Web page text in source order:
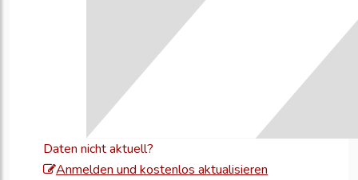
Daten nicht aktuell?
Anmelden und kostenlos aktualisieren